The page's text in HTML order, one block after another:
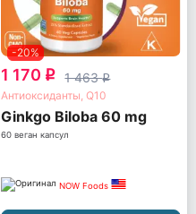
-20%
1 170 q 1 463q
Антиоксиданты, Q10
Ginkgo Biloba 60 mg
60 веган капсул
NOW Foods